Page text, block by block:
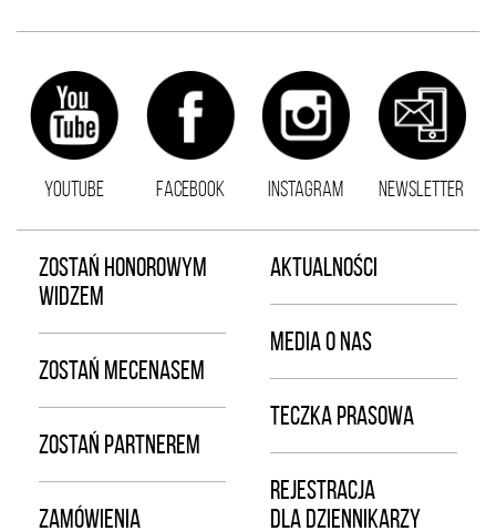
YOUTUBE FACEBOOK INSTAGRAM NEWSLETTER
ZOSTAŃ HONOROWYM
WIDZEM
ZOSTAŃ MECENASEM
ZOSTAŃ PARTNEREM
ZAMÓWIENIA
AKTUALNOŚCI
MEDIA O NAS
TECZKA PRASOWA
REJESTRACJA
DLA DZIENNIKARZY